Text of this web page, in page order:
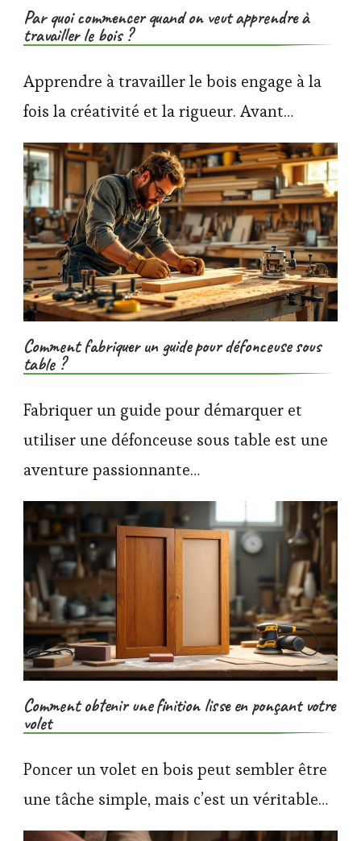
Par quoi commencer quand on veut apprendre à
travailler le bois ?
Apprendre à travailler le bois engage à la
fois la créativité et la rigueur. Avant…
Comment fabriquer un guide pour défonceuse sous
table ?
Fabriquer un guide pour démarquer et
utiliser une défonceuse sous table est une
aventure passionnante…
Comment obtenir une finition lisse en ponçant votre
volet
Poncer un volet en bois peut sembler être
une tâche simple, mais c’est un véritable…